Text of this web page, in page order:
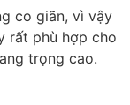
co giãn, vì vậy
rất phù hợp cho
trọng cao.